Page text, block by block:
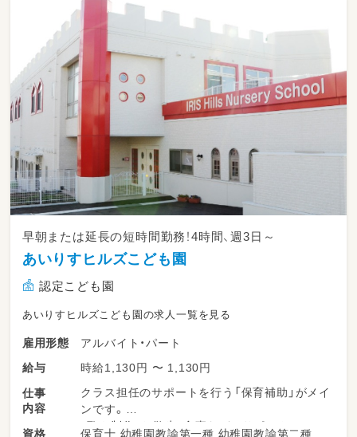
早朝または延長の短時間勤務！4時間、週3日～
あいりすヒルズこども園
認定こども園
あいりすヒルズこども園の求人一覧を見る
雇用形態
アルバイト・パート
給与
時給1,130円 〜 1,130円
仕事
内容
クラス担任のサポートを行う「保育補助」がメイ
ンです。
・歌や制作、お散歩、食事などのサポート
資格
保育士 幼稚園教諭第一種 幼稚園教諭第二種